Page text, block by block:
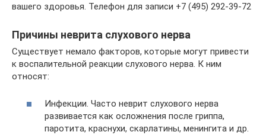
вашего здоровья. Телефон для записи +7 (495) 292-39-72
Причины неврита слухового нерва
Существует немало факторов, которые могут привести
к воспалительной реакции слухового нерва. К ним
относят:
Инфекции. Часто неврит слухового нерва
развивается как осложнения после гриппа,
паротита, краснухи, скарлатины, менингита и др.